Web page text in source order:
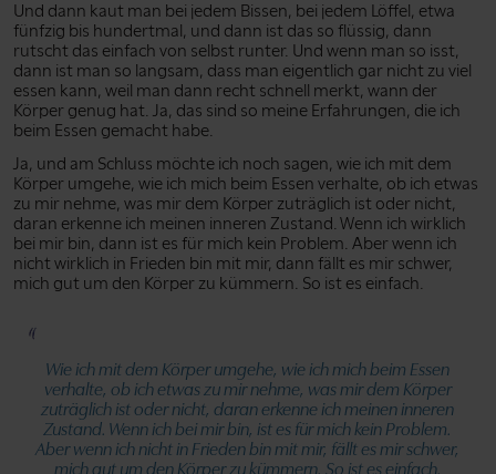
Und dann kaut man bei jedem Bissen, bei jedem Löffel, etwa
fünfzig bis hundertmal, und dann ist das so flüssig, dann
rutscht das einfach von selbst runter. Und wenn man so isst,
dann ist man so langsam, dass man eigentlich gar nicht zu viel
essen kann, weil man dann recht schnell merkt, wann der
Körper genug hat. Ja, das sind so meine Erfahrungen, die ich
beim Essen gemacht habe.
Ja, und am Schluss möchte ich noch sagen, wie ich mit dem
Körper umgehe, wie ich mich beim Essen verhalte, ob ich etwas
zu mir nehme, was mir dem Körper zuträglich ist oder nicht,
daran erkenne ich meinen inneren Zustand. Wenn ich wirklich
bei mir bin, dann ist es für mich kein Problem. Aber wenn ich
nicht wirklich in Frieden bin mit mir, dann fällt es mir schwer,
mich gut um den Körper zu kümmern. So ist es einfach.
Wie ich mit dem Körper umgehe, wie ich mich beim Essen
verhalte, ob ich etwas zu mir nehme, was mir dem Körper
zuträglich ist oder nicht, daran erkenne ich meinen inneren
Zustand. Wenn ich bei mir bin, ist es für mich kein Problem.
Aber wenn ich nicht in Frieden bin mit mir, fällt es mir schwer,
mich gut um den Körper zu kümmern. So ist es einfach.